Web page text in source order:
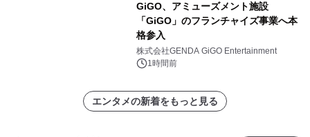
GiGO、アミューズメント施設
「GiGO」のフランチャイズ事業へ本
格参入
株式会社GENDA GiGO Entertainment
1時間前
エンタメの新着をもっと見る